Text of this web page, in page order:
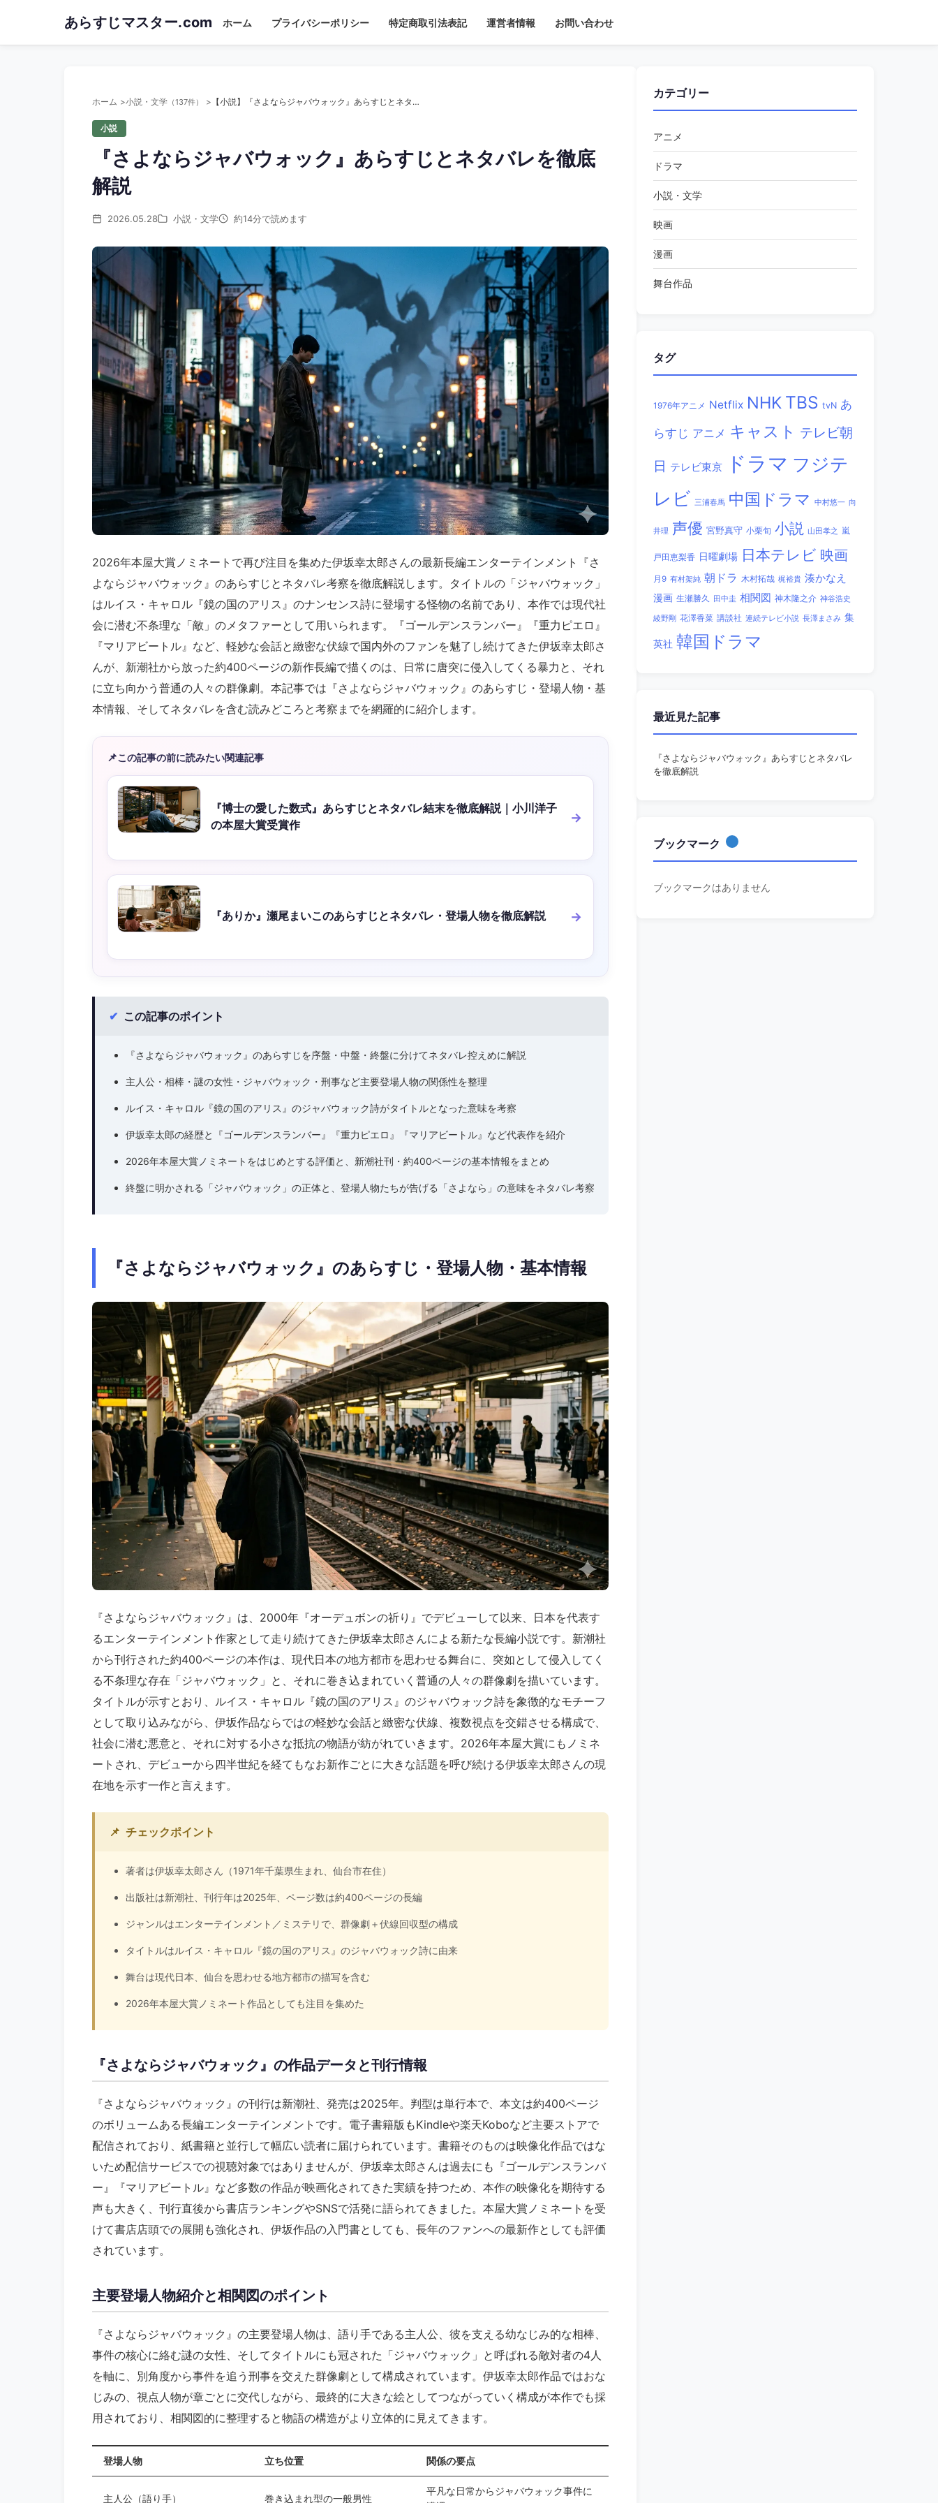
main
あらすじマスター.com ホーム プライバシーポリシー 特定商取引法表記 運営者情報 お問い合わせ
ホーム 小説・文学 （137件） 【小説】『さよならジャバウォック』あらすじとネタバレを徹底解説
小説
『さよならジャバウォック』あらすじとネタバレを徹底
解説
2026.05.28 小説・文学 約14分で読めます
2026年本屋大賞ノミネートで再び注目を集めた伊坂幸太郎さんの最新長編エンターテインメント『さ
よならジャバウォック』のあらすじとネタバレ考察を徹底解説します。タイトルの「ジャバウォック」
はルイス・キャロル『鏡の国のアリス』のナンセンス詩に登場する怪物の名前であり、本作では現代社
会に潜む不条理な「敵」のメタファーとして用いられます。『ゴールデンスランバー』『重力ピエロ』
『マリアビートル』など、軽妙な会話と緻密な伏線で国内外のファンを魅了し続けてきた伊坂幸太郎さ
んが、新潮社から放った約400ページの新作長編で描くのは、日常に唐突に侵入してくる暴力と、それ
に立ち向かう普通の人々の群像劇。本記事では『さよならジャバウォック』のあらすじ・登場人物・基
本情報、そしてネタバレを含む読みどころと考察までを網羅的に紹介します。
📌この記事の前に読みたい関連記事
『博士の愛した数式』あらすじとネタバレ結末を徹底解説｜小川洋子
の本屋大賞受賞作
『ありか』瀬尾まいこのあらすじとネタバレ・登場人物を徹底解説
✔ この記事のポイント
『さよならジャバウォック』のあらすじを序盤・中盤・終盤に分けてネタバレ控えめに解説
主人公・相棒・謎の女性・ジャバウォック・刑事など主要登場人物の関係性を整理
ルイス・キャロル『鏡の国のアリス』のジャバウォック詩がタイトルとなった意味を考察
伊坂幸太郎の経歴と『ゴールデンスランバー』『重力ピエロ』『マリアビートル』など代表作を紹介
2026年本屋大賞ノミネートをはじめとする評価と、新潮社刊・約400ページの基本情報をまとめ
終盤に明かされる「ジャバウォック」の正体と、登場人物たちが告げる「さよなら」の意味をネタバレ考察
『さよならジャバウォック』のあらすじ・登場人物・基本情報
『さよならジャバウォック』は、2000年『オーデュボンの祈り』でデビューして以来、日本を代表す
るエンターテインメント作家として走り続けてきた伊坂幸太郎さんによる新たな長編小説です。新潮社
から刊行された約400ページの本作は、現代日本の地方都市を思わせる舞台に、突如として侵入してく
る不条理な存在「ジャバウォック」と、それに巻き込まれていく普通の人々の群像劇を描いています。
タイトルが示すとおり、ルイス・キャロル『鏡の国のアリス』のジャバウォック詩を象徴的なモチーフ
として取り込みながら、伊坂作品ならではの軽妙な会話と緻密な伏線、複数視点を交錯させる構成で、
社会に潜む悪意と、それに対する小さな抵抗の物語が紡がれていきます。2026年本屋大賞にもノミネ
ートされ、デビューから四半世紀を経てもなお新作ごとに大きな話題を呼び続ける伊坂幸太郎さんの現
在地を示す一作と言えます。
📌 チェックポイント
著者は伊坂幸太郎さん（1971年千葉県生まれ、仙台市在住）
出版社は新潮社、刊行年は2025年、ページ数は約400ページの長編
ジャンルはエンターテインメント／ミステリで、群像劇＋伏線回収型の構成
タイトルはルイス・キャロル『鏡の国のアリス』のジャバウォック詩に由来
舞台は現代日本、仙台を思わせる地方都市の描写を含む
2026年本屋大賞ノミネート作品としても注目を集めた
『さよならジャバウォック』の作品データと刊行情報
『さよならジャバウォック』の刊行は新潮社、発売は2025年。判型は単行本で、本文は約400ページ
のボリュームある長編エンターテインメントです。電子書籍版もKindleや楽天Koboなど主要ストアで
配信されており、紙書籍と並行して幅広い読者に届けられています。書籍そのものは映像化作品ではな
いため配信サービスでの視聴対象ではありませんが、伊坂幸太郎さんは過去にも『ゴールデンスランバ
ー』『マリアビートル』など多数の作品が映画化されてきた実績を持つため、本作の映像化を期待する
声も大きく、刊行直後から書店ランキングやSNSで活発に語られてきました。本屋大賞ノミネートを受
けて書店店頭での展開も強化され、伊坂作品の入門書としても、長年のファンへの最新作としても評価
されています。
主要登場人物紹介と相関図のポイント
『さよならジャバウォック』の主要登場人物は、語り手である主人公、彼を支える幼なじみ的な相棒、
事件の核心に絡む謎の女性、そしてタイトルにも冠された「ジャバウォック」と呼ばれる敵対者の4人
を軸に、別角度から事件を追う刑事を交えた群像劇として構成されています。伊坂幸太郎作品ではおな
じみの、視点人物が章ごとに交代しながら、最終的に大きな絵としてつながっていく構成が本作でも採
用されており、相関図的に整理すると物語の構造がより立体的に見えてきます。
登場人物 立ち位置 関係の要点
主人公（語り手） 巻き込まれ型の一般男性
平凡な日常からジャバウォック事件に
カテゴリー
アニメ
ドラマ
小説・文学
映画
漫画
舞台作品
タグ
1976年アニメ Netflix NHK TBS tvN あ
らすじ アニメ キャスト テレビ朝
日 テレビ東京 ドラマ フジテ
レビ 三浦春馬 中国ドラマ 中村悠一 向
井理 声優 宮野真守 小栗旬 小説 山田孝之 嵐
戸田恵梨香 日曜劇場 日本テレビ 映画
月9 有村架純 朝ドラ 木村拓哉 梶裕貴 湊かなえ
漫画 生瀬勝久 田中圭 相関図 神木隆之介 神谷浩史
綾野剛 花澤香菜 講談社 連続テレビ小説 長澤まさみ 集
英社 韓国ドラマ
最近見た記事
『さよならジャバウォック』あらすじとネタバレ
を徹底解説
ブックマーク
ブックマークはありません